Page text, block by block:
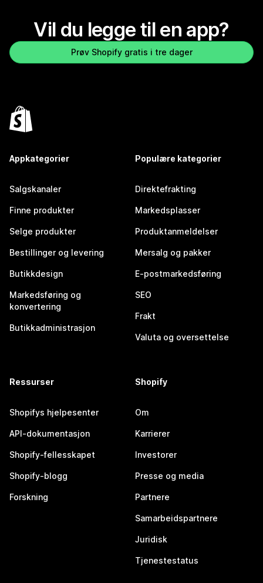
Vil du legge til en app?
Prøv Shopify gratis i tre dager
Appkategorier
Salgskanaler
Finne produkter
Selge produkter
Bestillinger og levering
Butikkdesign
Markedsføring og
konvertering
Butikkadministrasjon
Populære kategorier
Direktefrakting
Markedsplasser
Produktanmeldelser
Mersalg og pakker
E-postmarkedsføring
SEO
Frakt
Valuta og oversettelse
Ressurser
Shopifys hjelpesenter
API-dokumentasjon
Shopify-fellesskapet
Shopify-blogg
Forskning
Shopify
Om
Karrierer
Investorer
Presse og media
Partnere
Samarbeidspartnere
Juridisk
Tjenestestatus